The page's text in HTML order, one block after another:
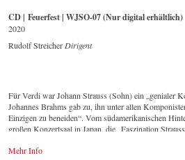
CD | Feuerfest | WJSO-07 (Nur digital erhältlich)
2020
Rudolf Streicher Dirigent
Für Verdi war Johann Strauss (Sohn) ein „genialer
Johannes Brahms gab zu, ihn unter allen
Einzigen zu beneiden“. Vom südamerikanischen
großen Konzertsaal in Japan, die „Faszination
Mehr Info